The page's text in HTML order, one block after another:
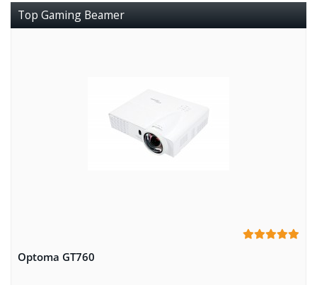
Top Gaming Beamer
Optoma GT760